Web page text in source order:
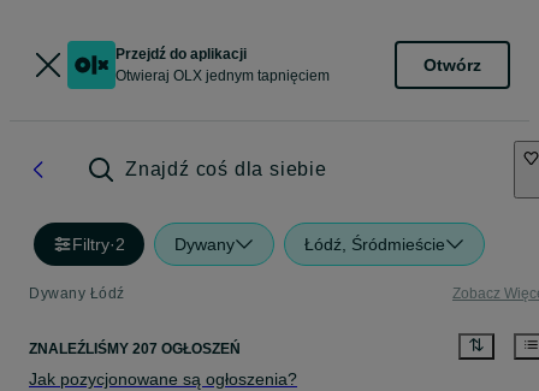
Przejdź do aplikacji
Otwieraj OLX jednym tapnięciem
Otwórz
Znajdź coś dla siebie
Filtry·2 Dywany Łódź, Śródmieście
Dywany Łódź Zobacz
ZNALEŹLIŚMY 207 OGŁOSZEŃ
Jak pozycjonowane są ogłoszenia?